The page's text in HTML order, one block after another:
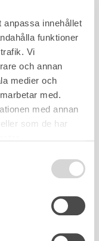
anpassa innehållet
funktioner
Vi
och annan
medier och
med.
med annan
som de har